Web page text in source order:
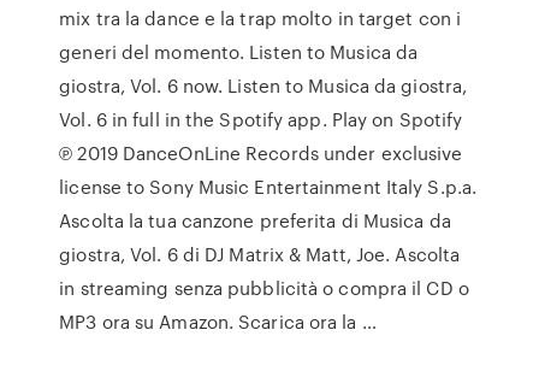
mix tra la dance e la trap molto in target con i
generi del momento. Listen to Musica da
giostra, Vol. 6 now. Listen to Musica da giostra,
Vol. 6 in full in the Spotify app. Play on Spotify
℗ 2019 DanceOnLine Records under exclusive
license to Sony Music Entertainment Italy S.p.a.
Ascolta la tua canzone preferita di Musica da
giostra, Vol. 6 di DJ Matrix & Matt, Joe. Ascolta
in streaming senza pubblicità o compra il CD o
MP3 ora su Amazon. Scarica ora la …